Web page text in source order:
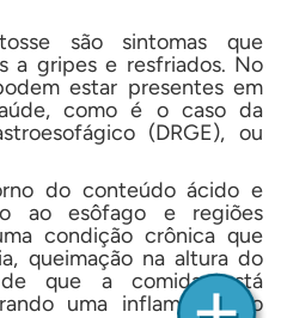
são sintomas que
a gripes e resfriados. No
estar presentes em
como é o caso da
(DRGE), ou
do conteúdo ácido e
ao esôfago e regiões
condição crônica que
queimação na altura do
que a comida está
uma inflamação no